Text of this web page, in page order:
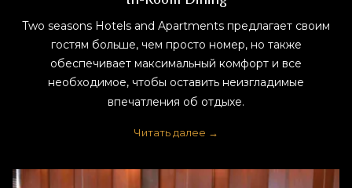
Two seasons Hotels and Apartments предлагает своим
гостям больше, чем просто номер, но также
обеспечивает максимальный комфорт и все
необходимое, чтобы оставить неизгладимые
впечатления об отдыхе.
Читать далее